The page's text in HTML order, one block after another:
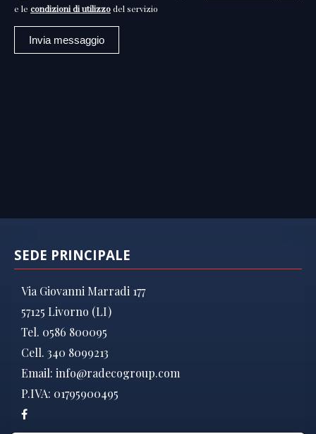
e le condizioni di utilizzodel servizio
SEDE PRINCIPALE
Via Giovanni Marradi 177
57125 Livorno (LI)
Tel. 0586 800095
Cell. 340 8099213
Email: info@radecogroup.com
P.IVA: 01795900495